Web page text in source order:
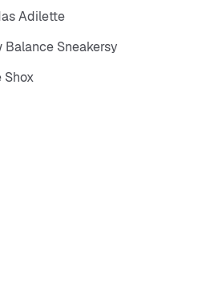
Adilette
Balance Sneakersy
Shox